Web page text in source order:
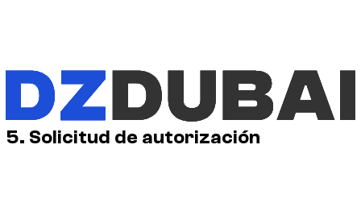
Los metadatos pueden identificar al creador, al titular de los
derechos, el crédito y la URL de esta declaración.
5. Solicitud de autorización